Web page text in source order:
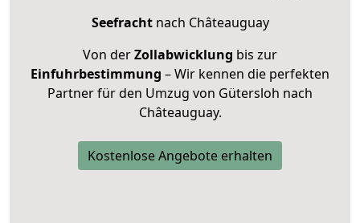
Seefrachtnach Châteauguay
Von derZollabwicklung bis zur
Einfuhrbestimmung – Wir kennen die perfekten
Partner für den Umzug von Gütersloh nach
Châteauguay.
Kostenlose Angebote erhalten